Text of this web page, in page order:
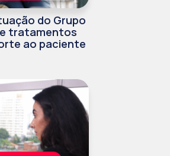
do Grupo
tratamentos
ao paciente